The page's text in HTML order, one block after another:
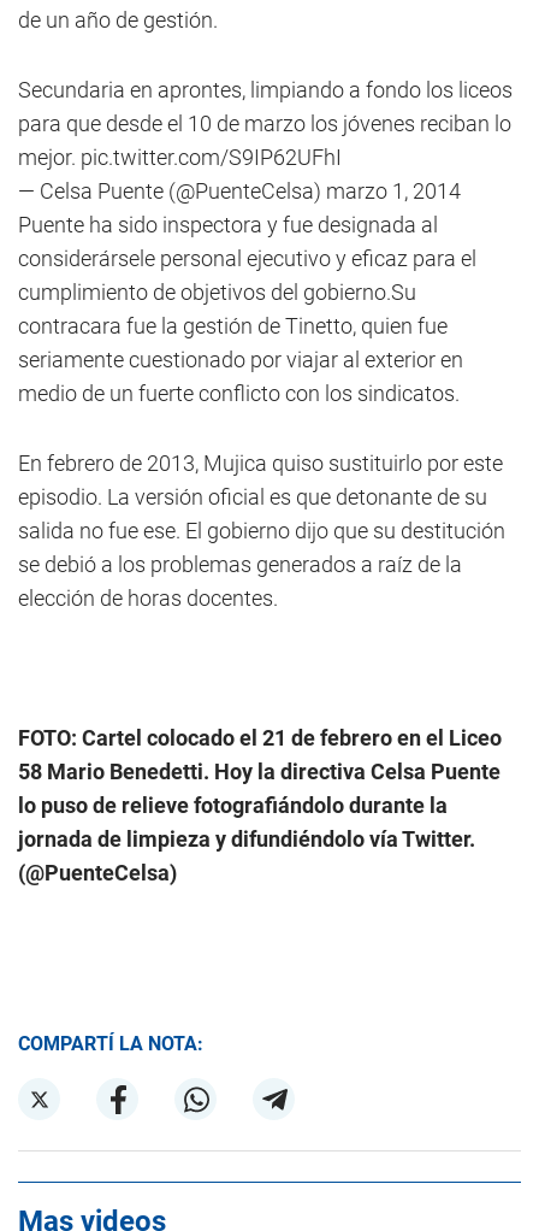
de un año de gestión.
Secundaria en aprontes, limpiando a fondo los liceos
para que desde el 10 de marzo los jóvenes reciban lo
mejor. pic.twitter.com/S9IP62UFhI
— Celsa Puente (@PuenteCelsa) marzo 1, 2014
Puente ha sido inspectora y fue designada al
considerársele personal ejecutivo y eficaz para el
cumplimiento de objetivos del gobierno.Su
contracara fue la gestión de Tinetto, quien fue
seriamente cuestionado por viajar al exterior en
medio de un fuerte conflicto con los sindicatos.
En febrero de 2013, Mujica quiso sustituirlo por este
episodio. La versión oficial es que detonante de su
salida no fue ese. El gobierno dijo que su destitución
se debió a los problemas generados a raíz de la
elección de horas docentes.
FOTO: Cartel colocado el 21 de febrero en el Liceo
58 Mario Benedetti. Hoy la directiva Celsa Puente
lo puso de relieve fotografiándolo durante la
jornada de limpieza y difundiéndolo vía Twitter.
(@PuenteCelsa)
COMPARTÍ LA NOTA:
Mas videos